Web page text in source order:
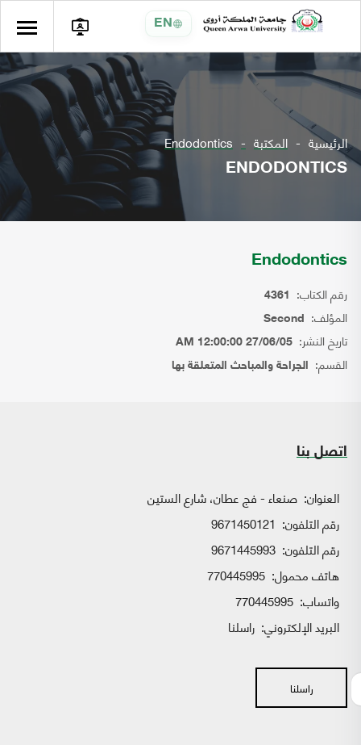
EN
الرئيسية المكتبة Endodontics
ENDODONTICS
Endodontics
رقم الكتاب: 4361
المؤلف: Second
تاريخ النشر: 27/06/05 12:00:00 AM
القسم: الجراحة والمباحث المتعلقة بها
اتصل بنا
العنوان: صنعاء - فج عطان، شارع الستين
رقم التلفون: 9671450121
رقم التلفون: 9671445993
هاتف محمول: 770445995
واتساب:
البريد الإلكتروني: راسلنا
راسلنا